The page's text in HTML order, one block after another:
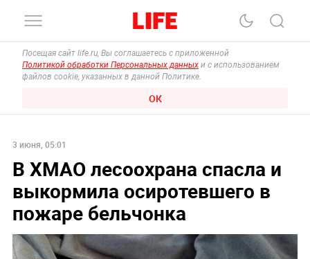
Посещая сайт life.ru, Вы соглашаетесь с приложенной
Политикой обработки Персональных данных и с использованием
файлов cookie, указанных в данной Политике.
ОК
3 июня, 05:01
В ХМАО лесоохрана спасла и
выкормила осиротевшего в
пожаре бельчонка